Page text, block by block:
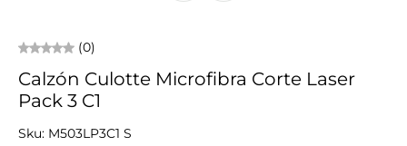
(0)
Calzón Culotte Microfibra Corte Laser
Pack 3 C1
Sku: M503LP3C1 S